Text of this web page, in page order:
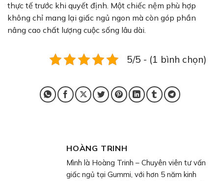
thực tế trước khi quyết định. Một chiếc nệm phù hợp
không chỉ mang lại giấc ngủ ngon mà còn góp phần
nâng cao chất lượng cuộc sống lâu dài.
5/5 - (1 bình chọn)
HOÀNG TRINH
Mình là Hoàng Trinh – Chuyên viên tư vấn
giấc ngủ tại Gummi, với hơn 5 năm kinh